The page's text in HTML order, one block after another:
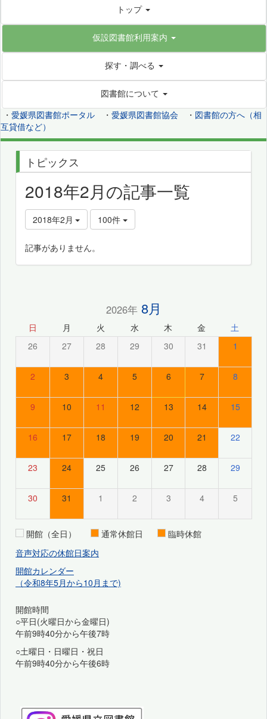
トップ
仮設図書館利用案内
探す・調べる
図書館について
・ 愛媛県図書館ポータル ・ 愛媛県図書館協会 ・ 図書館の方へ（相
互貸借など）
トピックス
2018年2月の記事一覧
2018年2月 100件
記事がありません。
2026年8月
日 月 火 水 木 金 土
26 27 28 29 30 31 1
2 3 4 5 6 7 8
9 10 11 12 13 14 15
16 17 18 19 20 21 22
23 24 25 26 27 28 29
30 31 1 2 3 4 5
開館（全日） 通常休館日
臨時休館
音声対応の休館日案内
開館カレンダー
（令和8年5月から10月まで)
開館時間
○平日(火曜日から金曜日)
午前9時40分から午後7時
○土曜日・日曜日・祝日
午前9時40分から午後6時